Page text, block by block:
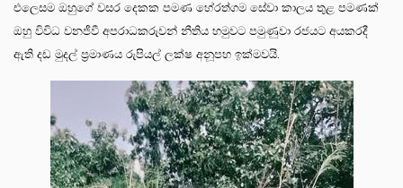
එලෙසම ඔහුගේ වසර දෙකක පමණ හේරත්ගම සේවා කාලය තුළ පමණක්
ඔහු විවිධ වනජීවී අපරාධකරුවන් නීතිය හමුවට පමුණුවා රජයට අයකරදී
ඇති දඩ මුදල් ප්‍රමාණය රුපියල් ලක්ෂ අනූපහ ඉක්මවයි.